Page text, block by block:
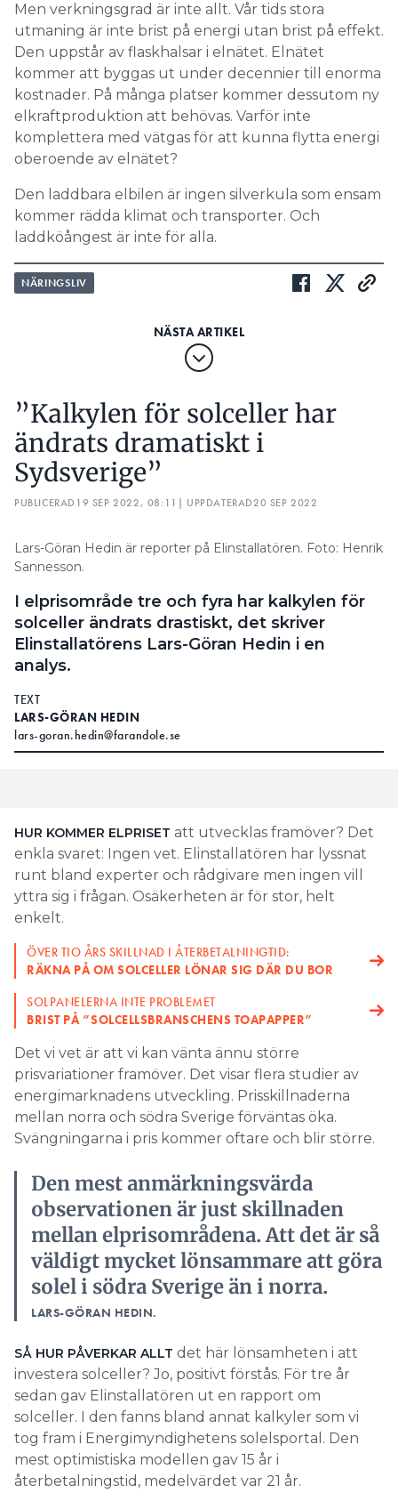
Men verkningsgrad är inte allt. Vår tids stora
utmaning är inte brist på energi utan brist på effekt.
Den uppstår av flaskhalsar i elnätet. Elnätet
kommer att byggas ut under decennier till enorma
kostnader. På många platser kommer dessutom ny
elkraftproduktion att behövas. Varför inte
komplettera med vätgas för att kunna flytta energi
oberoende av elnätet?
Den laddbara elbilen är ingen silverkula som ensam
kommer rädda klimat och transporter. Och
laddköångest är inte för alla.
NÄRINGSLIV
”Kalkylen för solceller har
ändrats dramatiskt i
Sydsverige”
PUBLICERAD 19 SEP 2022, 08:11 | UPPDATERAD20 SEP 2022
Lars-Göran Hedin är reporter på Elinstallatören. Foto: Henrik
Sannesson.
I elprisområde tre och fyra har kalkylen för
solceller ändrats drastiskt, det skriver
Elinstallatörens Lars-Göran Hedin i en
analys.
TEXT
LARS-GÖRAN HEDIN
lars-goran.hedin@farandole.se
HUR KOMMER ELPRISET att utvecklas framöver? Det
enkla svaret: Ingen vet. Elinstallatören har lyssnat
runt bland experter och rådgivare men ingen vill
yttra sig i frågan. Osäkerheten är för stor, helt
enkelt.
ÖVER TIO ÅRS SKILLNAD I ÅTERBETALNINGTID:
RÄKNA PÅ OM SOLCELLER LÖNAR SIG DÄR DU BOR
SOLPANELERNA INTE PROBLEMET
BRIST PÅ ”SOLCELLSBRANSCHENS TOAPAPPER”
Det vi vet är att vi kan vänta ännu större
prisvariationer framöver. Det visar flera studier av
energimarknadens utveckling. Prisskillnaderna
mellan norra och södra Sverige förväntas öka.
Svängningarna i pris kommer oftare och blir större.
Den mest anmärkningsvärda
observationen är just skillnaden
mellan elprisområdena. Att det är så
väldigt mycket lönsammare att göra
solel i södra Sverige än i norra.
LARS-GÖRAN HEDIN.
SÅ HUR PÅVERKAR ALLT det här lönsamheten i att
investera solceller? Jo, positivt förstås. För tre år
sedan gav Elinstallatören ut en rapport om
solceller. I den fanns bland annat kalkyler som vi
tog fram i Energimyndighetens solelsportal. Den
mest optimistiska modellen gav 15 år i
återbetalningstid, medelvärdet var 21 år.